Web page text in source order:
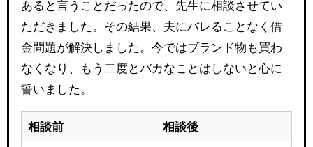
あると言うことだったので、先生に相談させてい
ただきました。その結果、夫にバレることなく借
金問題が解決しました。今ではブランド物も買わ
なくなり、もう二度とバカなことはしないと心に
誓いました。
相談前 相談後